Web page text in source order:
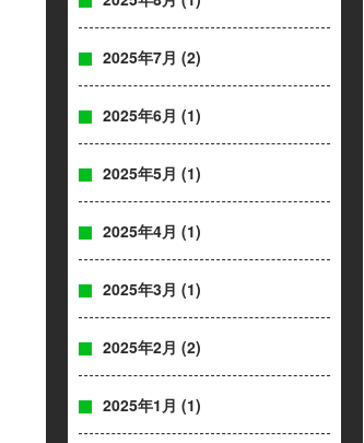
2025年7月 (2)
2025年6月 (1)
2025年5月 (1)
2025年4月 (1)
2025年3月 (1)
2025年2月 (2)
2025年1月 (1)